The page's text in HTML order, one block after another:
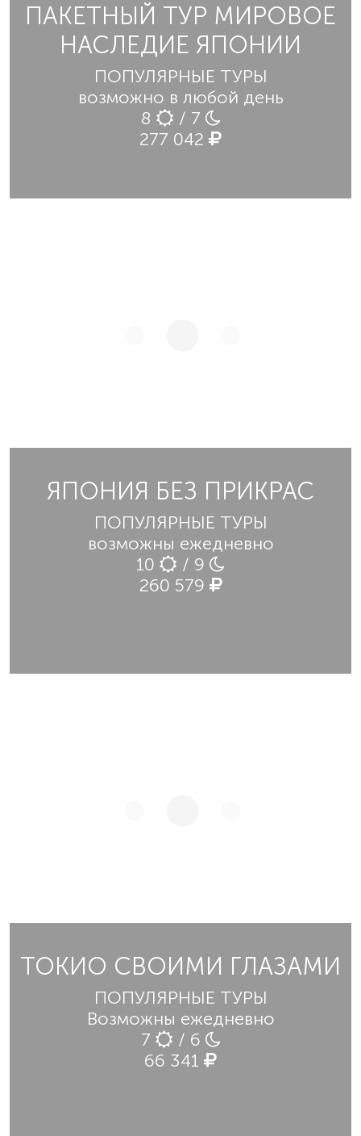
ПАКЕТНЫЙ ТУР МИРОВОЕ
НАСЛЕДИЕ ЯПОНИИ
ПОПУЛЯРНЫЕ ТУРЫ
возможно в любой день
8
/ 7
277 042
ЯПОНИЯ БЕЗ ПРИКРАС
ПОПУЛЯРНЫЕ ТУРЫ
возможны ежедневно
10
/ 9
260 579
ТОКИО СВОИМИ ГЛАЗАМИ
ПОПУЛЯРНЫЕ ТУРЫ
Возможны ежедневно
7
/ 6
66 341